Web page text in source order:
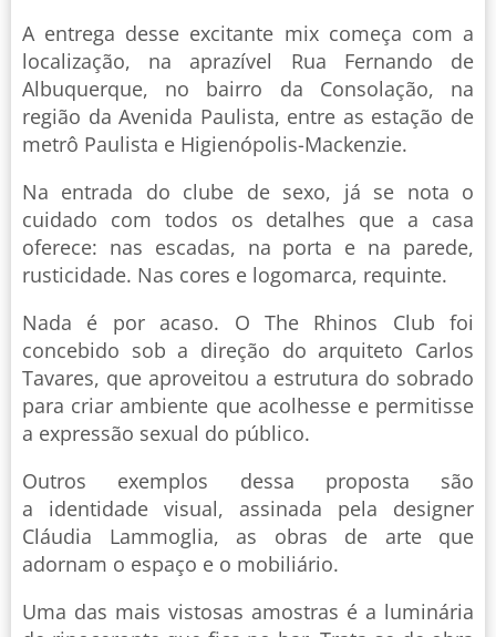
A entrega desse excitante mix começa com a
localização, na aprazível Rua Fernando de
Albuquerque, no bairro da Consolação, na
região da Avenida Paulista, entre as estação de
metrô Paulista e Higienópolis-Mackenzie.
Na entrada do clube de sexo, já se nota o
cuidado com todos os detalhes que a casa
oferece: nas escadas, na porta e na parede,
rusticidade. Nas cores e logomarca, requinte.
Nada é por acaso. O The Rhinos Club foi
concebido sob a direção do arquiteto Carlos
Tavares, que aproveitou a estrutura do sobrado
para criar ambiente que acolhesse e permitisse
a expressão sexual do público.
Outros exemplos dessa proposta são
a identidade visual, assinada pela designer
Cláudia Lammoglia, as obras de arte que
adornam o espaço e o mobiliário.
Uma das mais vistosas amostras é a luminária